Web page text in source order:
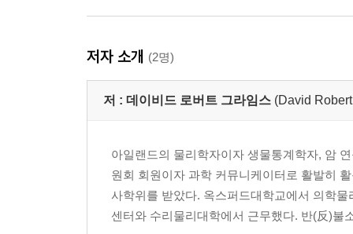
저자 소개 (2명)
저 : 데이비드 로버트 그라임스 (David
아일랜드의 물리학자이자 생물통계학자, 암
원회 회원이자 과학 커뮤니케이터로 활발히
사학위를 받았다. 옥스퍼드대학교에서 의학
센터와 수리물리대학에서 근무했다. 반(反)불